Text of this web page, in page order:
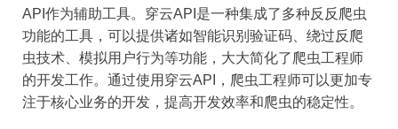
API作为辅助工具。穿云API是一种集成了多种反反爬虫
功能的工具，可以提供诸如智能识别验证码、绕过反爬
虫技术、模拟用户行为等功能，大大简化了爬虫工程师
的开发工作。通过使用穿云API，爬虫工程师可以更加专
注于核心业务的开发，提高开发效率和爬虫的稳定性。